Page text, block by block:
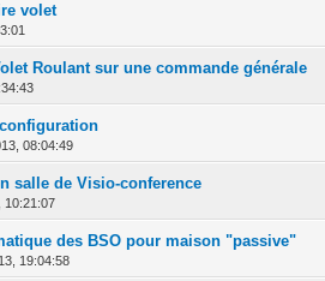
volet
5 en moyenne
123
Roulant sur une commande générale
sur 5 en moyenne
12345
08:04:49
5 en moyenne
12345
salle de Visio-conference
10:21:07
sur 5 en moyenne
12 34 5
des BSO pour maison "passive"
19:04:58
sur 5 en moyenne
12 345